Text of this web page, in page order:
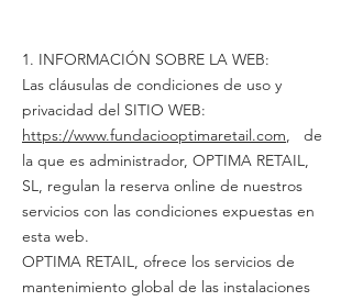
1. INFORMACIÓN SOBRE LA WEB:
Las cláusulas de condiciones de uso y
privacidad del SITIO WEB:
https://www.fundaciooptimaretail.com, de
la que es administrador, OPTIMA RETAIL,
SL, regulan la reserva online de nuestros
servicios con las condiciones expuestas en
esta web.
OPTIMA RETAIL, ofrece los servicios de
mantenimiento global de las instalaciones